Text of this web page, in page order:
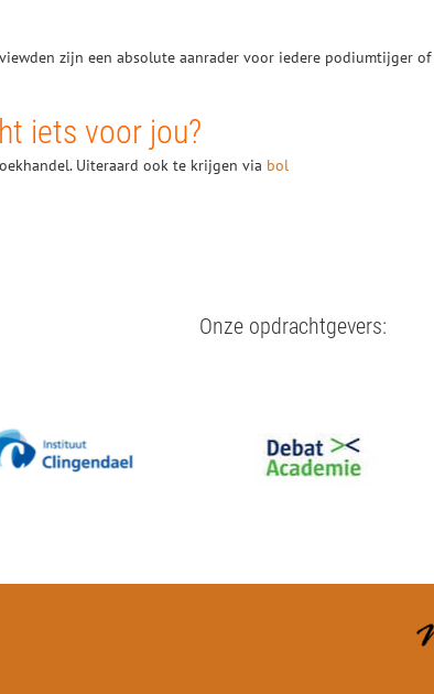
zijn een absolute aanrader voor iedere podiumtijger of
iets voor jou?
Uiteraard ook te krijgen via bol
Onze opdrachtgevers: